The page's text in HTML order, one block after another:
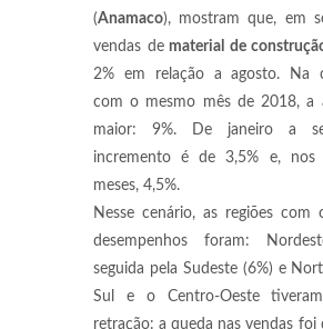
(Anamaco), mostram que, em
vendas dematerial de
2% em relação a agosto. Na
com o mesmo mês de 2018, a
maior: 9%. De janeiro a
incremento é de 3,5% e, nos
meses, 4,5%.
Nesse cenário, as regiões com
desempenhos foram:
seguida pela Sudeste (6%) e
Sul e o Centro-Oeste
retração: a queda nas vendas foi